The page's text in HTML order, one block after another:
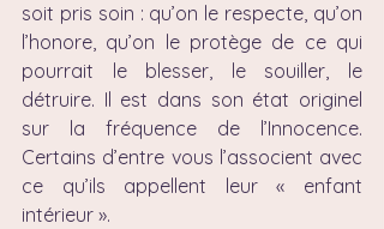
soit pris soin : qu’on le respecte, qu’on
l’honore, qu’on le protège de ce qui
pourrait le blesser, le souiller, le
détruire. Il est dans son état originel
sur la fréquence de l’Innocence.
Certains d’entre vous l’associent avec
ce qu’ils appellent leur « enfant
intérieur ».